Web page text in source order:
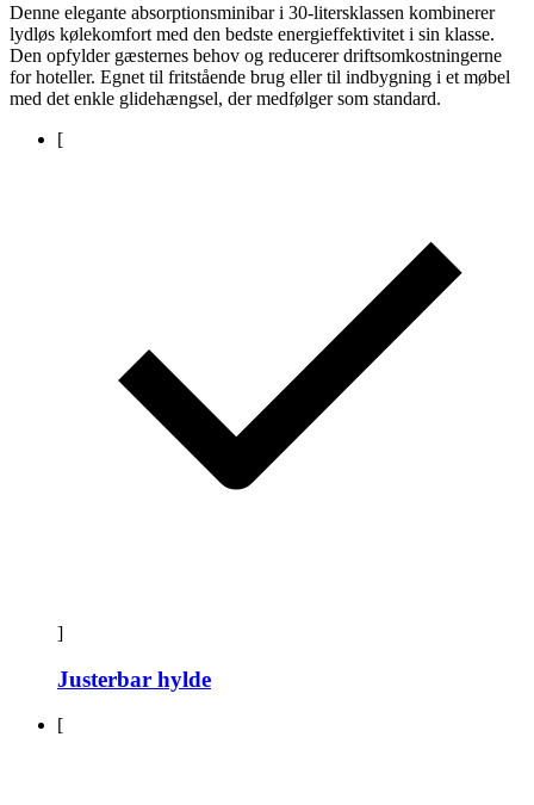
Denne elegante absorptionsminibar i 30-litersklassen kombinerer
lydløs kølekomfort med den bedste energieffektivitet i sin klasse.
Den opfylder gæsternes behov og reducerer driftsomkostningerne
for hoteller. Egnet til fritstående brug eller til indbygning i et møbel
med det enkle glidehængsel, der medfølger som standard.
[
]
Justerbar hylde
[